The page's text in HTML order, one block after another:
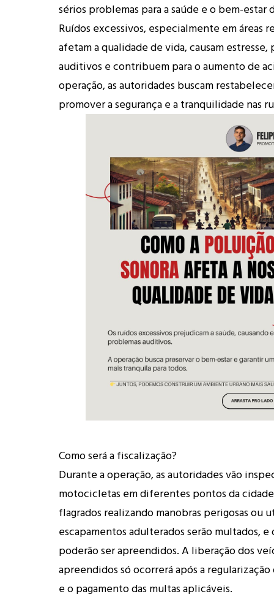
sérios problemas para a saúde e o bem-estar
Ruídos excessivos, especialmente em áreas
afetam a qualidade de vida, causam estresse,
auditivos e contribuem para o aumento de
operação, as autoridades buscam
promover a segurança e a tranquilidade nas
Como será a fiscalização?
Durante a operação, as autoridades vão
motocicletas em diferentes pontos da
flagrados realizando manobras perigosas ou
escapamentos adulterados serão multados, e
poderão ser apreendidos. A liberação dos
apreendidos só ocorrerá após a
e o pagamento das multas aplicáveis.